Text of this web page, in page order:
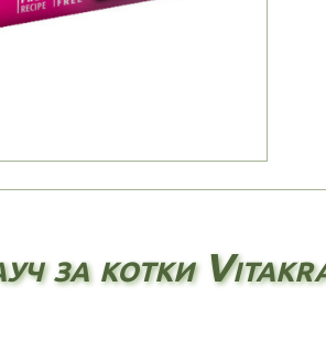
за котки